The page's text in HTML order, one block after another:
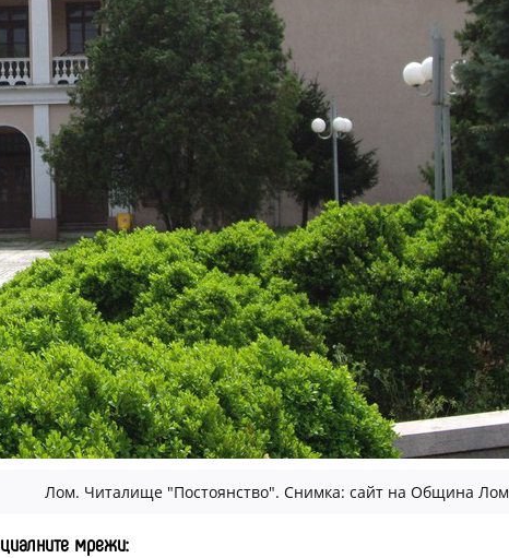
Лом. Читалище "Постоянство". Снимка: сайт на Община Лом
мрежи: